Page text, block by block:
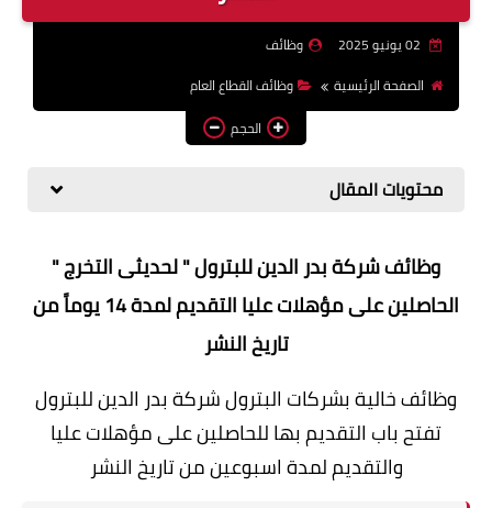
وظائف
الصفحة الرئيسية
وظائف القطاع العام
الحجم
محتويات المقال
وظائف شركة بدر الدين للبترول " لحديثى التخرج "
الحاصلين على مؤهلات عليا التقديم لمدة 14 يوماً من
تاريخ النشر
وظائف خالية بشركات البترول شركة بدر الدين للبترول
تفتح باب التقديم بها للحاصلين على مؤهلات عليا
والتقديم لمدة اسبوعين من تاريخ النشر